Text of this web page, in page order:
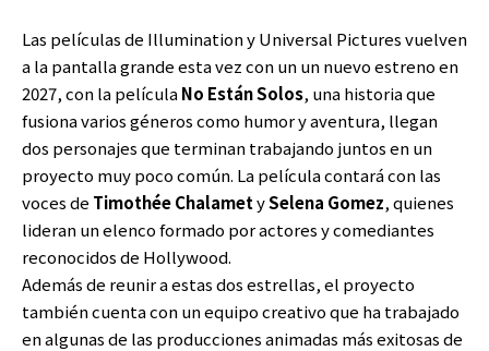
Las películas de Illumination y Universal Pictures vuelven
a la pantalla grande esta vez con un un nuevo estreno en
2027, con la películaNo Están Solos, una historia que
fusiona varios géneros como humor y aventura, llegan
dos personajes que terminan trabajando juntos en un
proyecto muy poco común. La película contará con las
voces de Timothée ChalametySelena Gomez, quienes
lideran un elenco formado por actores y comediantes
reconocidos de Hollywood.
Además de reunir a estas dos estrellas, el proyecto
también cuenta con un equipo creativo que ha trabajado
en algunas de las producciones animadas más exitosas de